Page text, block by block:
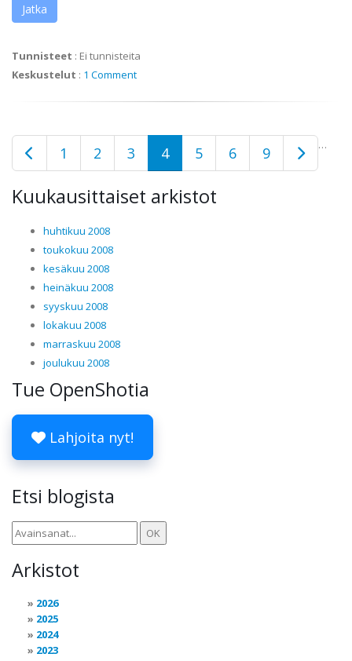
Jatka
Tunnisteet : Ei tunnisteita
Keskustelut : 1 Comment
1 2 3 4 5 6 …
9
Kuukausittaiset arkistot
huhtikuu 2008
toukokuu 2008
kesäkuu 2008
heinäkuu 2008
syyskuu 2008
lokakuu 2008
marraskuu 2008
joulukuu 2008
Tue OpenShotia
Lahjoita nyt!
Etsi blogista
Arkistot
2026
2025
2024
2023